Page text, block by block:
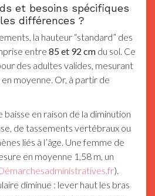
et besoins spécifiques
différences ?
la hauteur “standard” des
entre 85 et 92 cm du sol. Ce
des adultes valides, mesurant
moyenne. Or, à partir de
baisse en raison de la diminution
de tassements vertébraux ou
liés à l’âge. Une femme de
en moyenne 1,58 m, un
).
diminue : lever haut les bras